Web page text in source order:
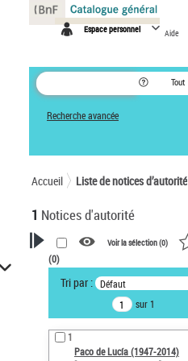
Espace personnel Aide
Tout
Recherche avancée
Accueil Liste de notices d’autorité
1 Notices d'autorité
VOTRE RECHERCHE
Recherche avancée dans les
notices d’autorité
Œuvres liées à l'auteur :
Paco de Lucía (1947-2014)
Voir la sélection (0)
(0)
Tri par : Défaut
sur 1
1
Paco de Lucía (1947-2014)
Panneau de gestion des cookies